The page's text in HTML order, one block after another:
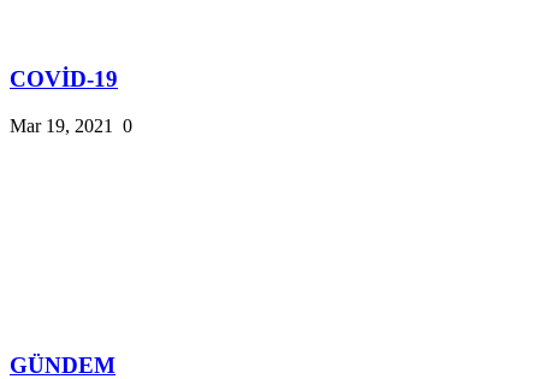
COVİD-19
Mar 19, 2021 0
GÜNDEM